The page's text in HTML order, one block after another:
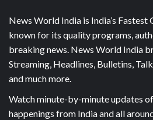
News World India is India’s Fastest
known for its quality programs,
breaking news. News World India
Streaming, Headlines, Bulletins,
and much more.
Watch minute-by-minute updates
happenings from India and all